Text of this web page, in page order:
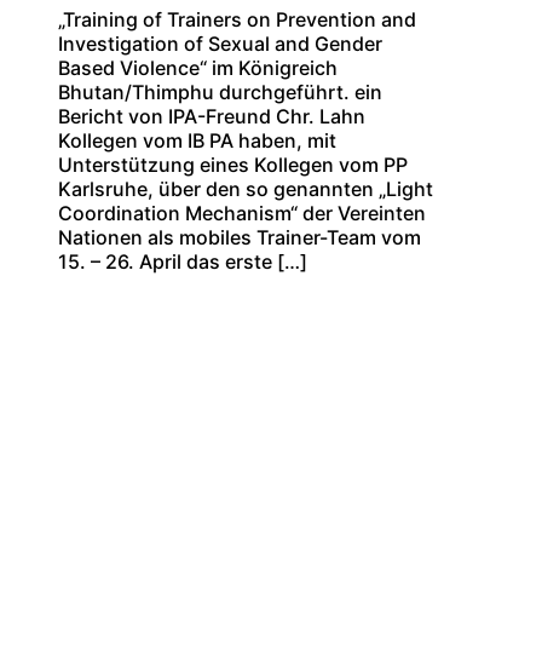
„Training of Trainers on Prevention and
Investigation of Sexual and Gender
Based Violence“ im Königreich
Bhutan/Thimphu durchgeführt. ein
Bericht von IPA-Freund Chr. Lahn
Kollegen vom IB PA haben, mit
Unterstützung eines Kollegen vom PP
Karlsruhe, über den so genannten „Light
Coordination Mechanism“ der Vereinten
Nationen als mobiles Trainer-Team vom
15. – 26. April das erste […]